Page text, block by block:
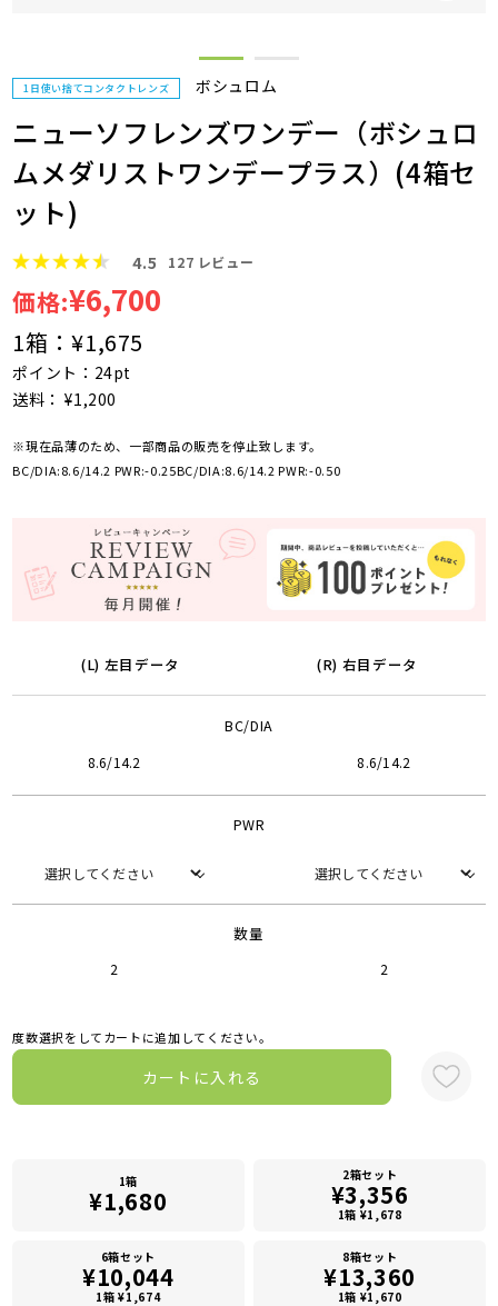
1日使い捨てコンタクトレンズ ボシュロム
ニューソフレンズワンデー（ボシュロ
ムメダリストワンデープラス）(4箱セ
ット)
4.5 127 レビュー
価格:¥6,700
1箱：¥1,675
ポイント：24pt
送料： ¥1,200
※現在品薄のため、一部商品の販売を停止致します。
BC/DIA:8.6/14.2 PWR:-0.25BC/DIA:8.6/14.2 PWR:-0.50
(L) 左目データ (R) 右目データ
BC/DIA
8.6/14.2 8.6/14.2
PWR
数量
2 2
度数選択をしてカートに追加してください。
カートに入れる
1箱
¥1,680
2箱セット
¥3,356
1箱 ¥1,678
6箱セット
¥10,044
1箱 ¥1,674
8箱セット
¥13,360
1箱 ¥1,670